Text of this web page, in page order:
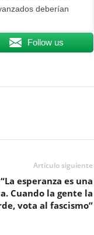
deberían
Follow us
Artículo siguiente
esperanza es una
Cuando la gente la
vota al fascismo”